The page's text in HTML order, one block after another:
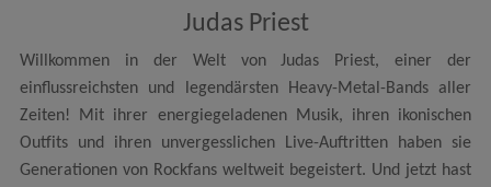
Judas Priest
Willkommen in der Welt von Judas Priest, einer der
einflussreichsten und legendärsten Heavy-Metal-Bands aller
Zeiten! Mit ihrer energiegeladenen Musik, ihren ikonischen
Outfits und ihren unvergesslichen Live-Auftritten haben sie
Generationen von Rockfans weltweit begeistert. Und jetzt hast